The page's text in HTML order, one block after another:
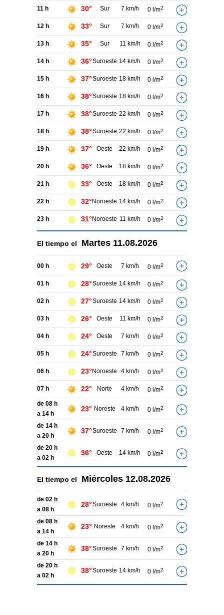
11 h 30° Sur 7 km/h 0 l/m2
12 h 33° Sur 7 km/h 0 l/m2
13 h 35° Sur 11 km/h 0 l/m2
14 h 36°Suroeste 14 km/h 0 l/m2
15 h 37°Suroeste 18 km/h 0 l/m2
16 h 38°Suroeste 18 km/h 0 l/m2
17 h 38°Suroeste 22 km/h 0 l/m2
18 h 38°Suroeste 22 km/h 0 l/m2
19 h 37° Oeste 22 km/h 0 l/m2
20 h 36° Oeste 18 km/h 0 l/m2
21 h 33° Oeste 18 km/h 0 l/m2
22 h 32° Noroeste 14 km/h 0 l/m2
23 h 31° Noroeste 11 km/h 0 l/m2
El tiempo el Martes 11.08.2026
00 h 29° Oeste 7 km/h 0 l/m2
01 h 28°Suroeste 14 km/h 0 l/m2
02 h 27°Suroeste 14 km/h 0 l/m2
03 h 26° Oeste 11 km/h 0 l/m2
04 h 24° Oeste 7 km/h 0 l/m2
05 h 24°Suroeste 7 km/h 0 l/m2
06 h 23° Noroeste 4 km/h 0 l/m2
07 h 22° Norte 4 km/h 0 l/m2
de 08 h
a 14 h
23° Noreste 4 km/h 0 l/m2
de 14 h
a 20 h
37°Suroeste 7 km/h 0 l/m2
de 20 h
a 02 h
36° Oeste 14 km/h 0 l/m2
El tiempo el Miércoles 12.08.2026
de 02 h
a 08 h
28°Suroeste 4 km/h 0 l/m2
de 08 h
a 14 h
23° Noreste 4 km/h 0 l/m2
de 14 h
a 20 h
38°Suroeste 7 km/h 0 l/m2
de 20 h
a 02 h
38°Suroeste 14 km/h 0 l/m2